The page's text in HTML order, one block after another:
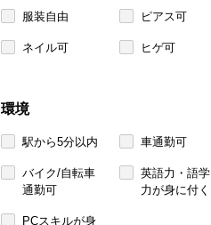
服装自由 ピアス可
ネイル可 ヒゲ可
環境
駅から5分以内 車通勤可
バイク/自転車
通勤可
英語力・語学
力が身に付く
PCスキルが身